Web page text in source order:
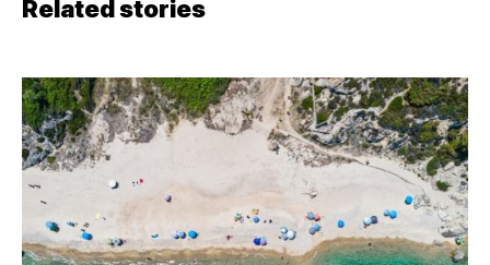
Related stories